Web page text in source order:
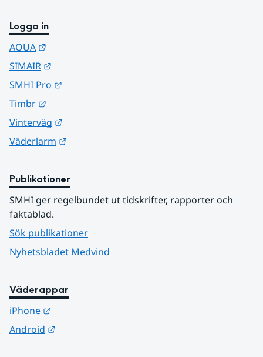
Logga in
AQUA
SIMAIR
SMHI Pro
Timbr
Vinterväg
Väderlarm
Publikationer
SMHI ger regelbundet ut tidskrifter, rapporter och
faktablad.
Sök publikationer
Nyhetsbladet Medvind
Väderappar
iPhone
Android